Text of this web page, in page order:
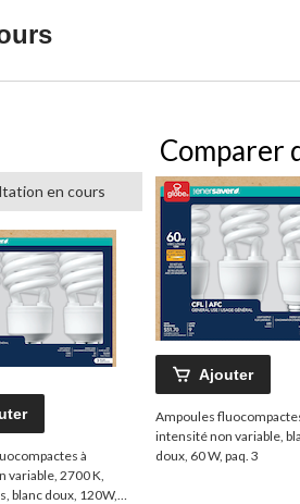
Comparer
en cours
à
variable, 2700 K,
blanc doux, 120W,
Ajouter
Ampoules
intensité non variable,
doux, 60 W, paq. 3